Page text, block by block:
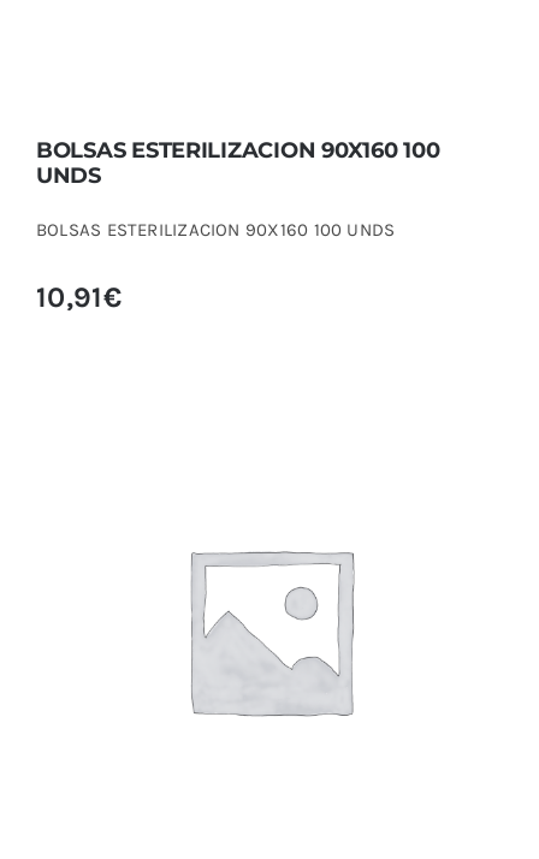
BOLSAS ESTERILIZACION 90X160 100
UNDS
BOLSAS ESTERILIZACION 90X160 100 UNDS
10,91€
BOLSAS ESTERILIZACION 90X165 100
UNDS